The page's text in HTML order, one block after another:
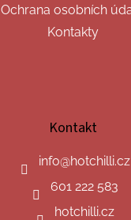
Ochrana osobních
Kontakty
Kontakt
info@hotchilli.cz
601 222 583
hotchilli.cz